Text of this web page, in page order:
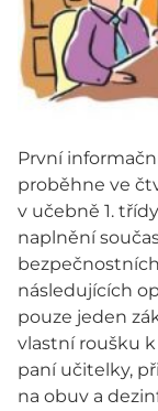
První
proběhne ve
v učebně 1.
naplnění
následujících
pouze jeden
vlastní roušku
paní učitelky,
na obuv a